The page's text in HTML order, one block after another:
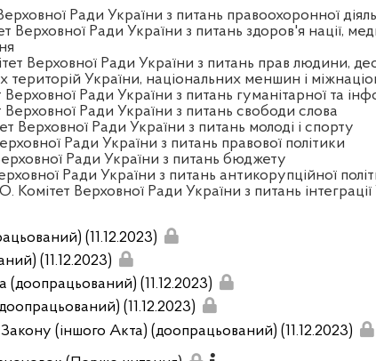
Ради України з питань правоохоронної
Верховної Ради України з питань здоров'я нації,
Верховної Ради України з питань прав людини,
України, національних меншин і
Ради України з питань гуманітарної та
Ради України з питань свободи слова
Верховної Ради України з питань молоді і спорту
Ради України з питань правової політики
Ради України з питань бюджету
Ради України з питань антикорупційної
Комітет Верховної Ради України з питань
(11.12.2023)
(11.12.2023)
(11.12.2023)
(11.12.2023)
(іншого Акта) (доопрацьований) (11.12.2023)